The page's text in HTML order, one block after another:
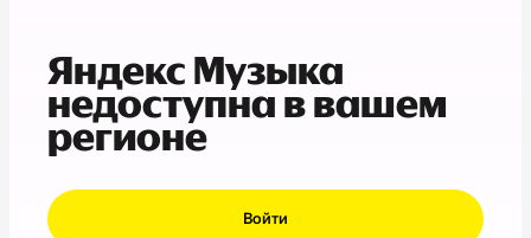
Яндекс Музыка
недоступна в вашем
регионе
Войти